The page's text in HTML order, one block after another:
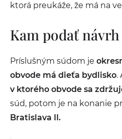
ktorá preukáže, že má na
Kam podať
Príslušným súdom je
obvode má dieťa bydlisko.
v ktorého obvode sa
súd, potom je na konanie
Bratislava II.